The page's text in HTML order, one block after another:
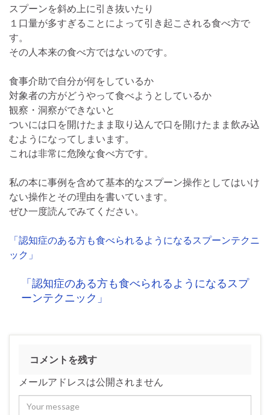
スプーンを斜め上に引き抜いたり
１口量が多すぎることによって引き起こされる食べ方で
す。
その人本来の食べ方ではないのです。
食事介助で自分が何をしているか
対象者の方がどうやって食べようとしているか
観察・洞察ができないと
ついには口を開けたまま取り込んで口を開けたまま飲み込
むようになってしまいます。
これは非常に危険な食べ方です。
私の本に事例を含めて基本的なスプーン操作としてはいけ
ない操作とその理由を書いています。
ぜひ一度読んでみてください。
「認知症のある方も食べられるようになるスプーンテクニ
ック」
「認知症のある方も食べられるようになるスプ
ーンテクニック」
コメントを残す
メールアドレスは公開されません